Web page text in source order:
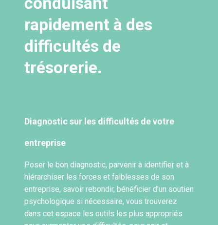
rapidement à des
difficultés de
trésorerie.
Diagnostic sur les difficultés de votre
entreprise
Poser le bon diagnostic, parvenir à identifier et à
hiérarchiser les forces et faiblesses de son
entreprise, savoir rebondir, bénéficier d’un soutien
psychologique si nécessaire, vous trouverez
dans cet espace les outils les plus appropriés